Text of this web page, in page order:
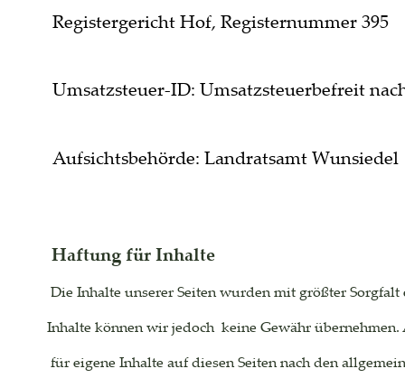
Haftung für Inhalte
Die Inhalte unserer Seiten wurden mit größter
Inhalte können wir jedoch  keine Gewähr
für eigene Inhalte auf diesen Seiten nach den
Registergericht Hof, Registernummer 395
Umsatzsteuer-ID: Umsatzsteuerbefreit
Aufsichtsbehörde: Landratsamt Wunsiedel